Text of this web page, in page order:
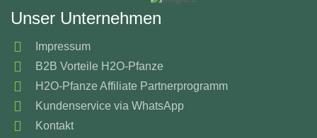
Unser Unternehmen
Impressum
B2B Vorteile H2O-Pfanze
H2O-Pfanze Affiliate Partnerprogramm
Kundenservice via WhatsApp
Kontakt